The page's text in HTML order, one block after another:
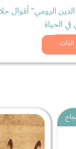
الذات
الرومي" أقوال
الحياة
الان